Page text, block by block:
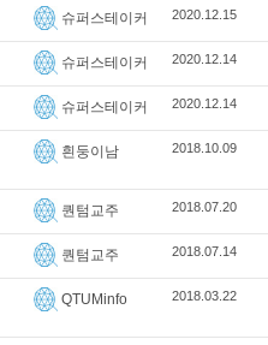
슈퍼스테이커 2020.12.15
슈퍼스테이커 2020.12.14
슈퍼스테이커 2020.12.14
흰둥이남 2018.10.09
퀀텀교주 2018.07.20
퀀텀교주 2018.07.14
QTUMinfo 2018.03.22